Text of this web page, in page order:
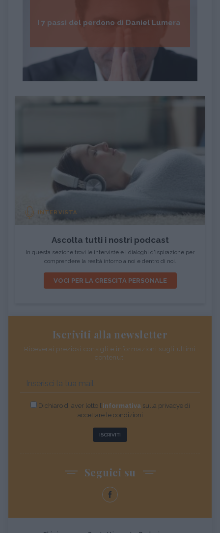
I 7 passi del perdono di Daniel Lumera
INTERVISTA
Ascolta tutti i nostri podcast
In questa sezione trovi le interviste e i dialoghi d'ispirazione per
comprendere la realtà intorno a noi e dentro di noi.
VOCI PER LA CRESCITA PERSONALE
Iscriviti alla newsletter
Riceverai preziosi consigli e informazioni sugli ultimi
contenuti
Dichiaro di aver letto l’informativasulla privacye di
accettare le condizioni
ISCRIVITI
Seguici su